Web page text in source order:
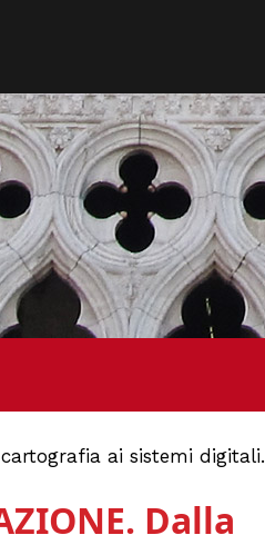
cartografia ai sistemi digitali.
Dalla